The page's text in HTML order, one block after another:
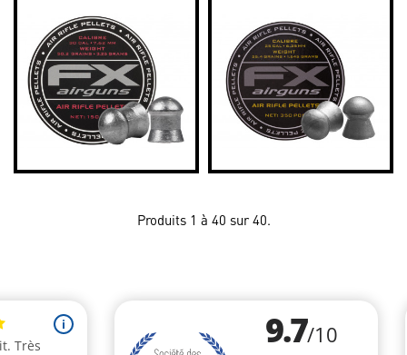
Produits 1 à 40 sur 40.